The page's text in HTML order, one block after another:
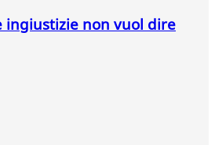
ingiustizie non vuol dire